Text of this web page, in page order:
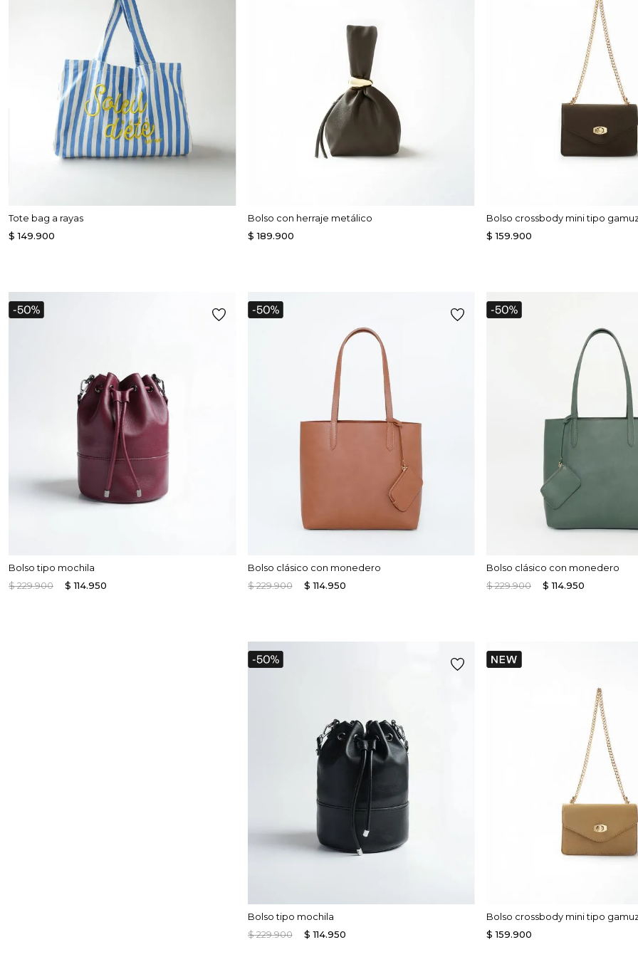
Tote bag a rayas
$ 149.900
Bolso con herraje metálico
$ 189.900
Bolso crossbody mini tipo
$ 159.900
Bolso tipo mochila
$229.900 $ 114.950
Bolso clásico con monedero
$229.900 $ 114.950
Bolso clásico con monedero
$229.900 $ 114.950
Bolso tipo mochila
$229.900 $ 114.950
Bolso crossbody mini tipo
$ 159.900